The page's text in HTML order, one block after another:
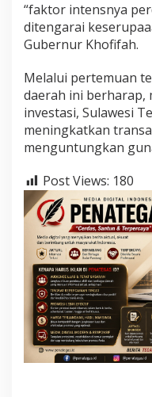
“faktor intensnya
ditengarai
Gubernur Khofifah.
Melalui pertemuan
daerah ini berharap,
investasi, Sulawesi
meningkatkan
menguntungkan
Post Views: 180